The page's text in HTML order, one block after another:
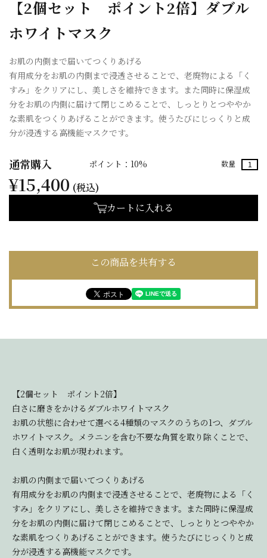
【2個セット ポイント2倍】ダブル
ホワイトマスク
お肌の内側まで届いてつくりあげる
有用成分をお肌の内側まで浸透させることで、老廃物による「く
すみ」をクリアにし、美しさを維持できます。また同時に保湿成
分をお肌の内側に届けて閉じこめることで、しっとりとつややか
な素肌をつくりあげることができます。使うたびにじっくりと成
分が浸透する高機能マスクです。
通常購入 ポイント：10% 数量
¥15,400 (税込)
カートに入れる
この商品を共有する
【2個セット ポイント2倍】
白さに磨きをかけるダブルホワイトマスク
お肌の状態に合わせて選べる4種類のマスクのうちの1つ、ダブル
ホワイトマスク。メラニンを含む不要な角質を取り除くことで、
白く透明なお肌が現われます。
お肌の内側まで届いてつくりあげる
有用成分をお肌の内側まで浸透させることで、老廃物による「く
すみ」をクリアにし、美しさを維持できます。また同時に保湿成
分をお肌の内側に届けて閉じこめることで、しっとりとつややか
な素肌をつくりあげることができます。使うたびにじっくりと成
分が浸透する高機能マスクです。